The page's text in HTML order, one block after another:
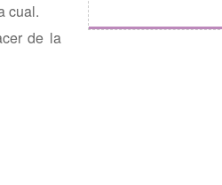
cual.
de la